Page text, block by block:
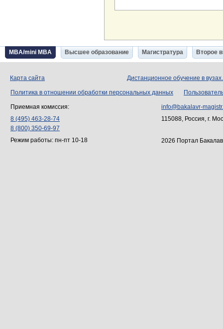
MBA/mini MBA Высшее образование Магистратура Второе
Карта сайта Дистанционное обучение в
Политика в отношении обработки персональных данных
Приемная комиссия:
8 (495) 463-28-74
8 (800) 350-69-97
Режим работы: пн-пт 10-18
info@bakalavr-
115088, Россия, г.
2026 Портал